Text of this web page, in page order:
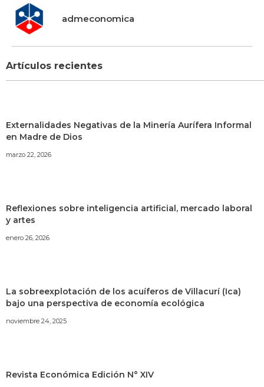
admeconomica
Artículos recientes
Externalidades Negativas de la Minería Aurífera Informal
en Madre de Dios
marzo 22, 2026
Reflexiones sobre inteligencia artificial, mercado laboral
y artes
enero 26, 2026
La sobreexplotación de los acuíferos de Villacurí (Ica)
bajo una perspectiva de economía ecológica
noviembre 24, 2025
Revista Económica Edición N° XIV